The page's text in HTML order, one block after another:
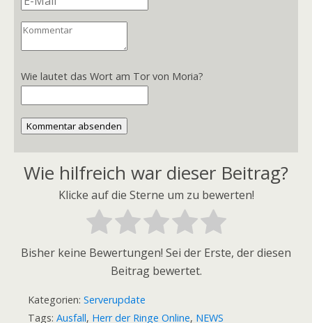
Wie lautet das Wort am Tor von Moria?
Kommentar absenden
Wie hilfreich war dieser Beitrag?
Klicke auf die Sterne um zu bewerten!
Bisher keine Bewertungen! Sei der Erste, der diesen
Beitrag bewertet.
Kategorien: Serverupdate
Tags: Ausfall, Herr der Ringe Online, NEWS